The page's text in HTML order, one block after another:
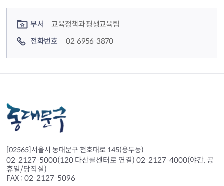
부서
교육정책과 평생교육팀
전화번호
02-6956-3870
[02565]서울시 동대문구 천호대로 145(용두동)
02-2127-5000(120 다산콜센터로 연결) 02-2127-4000(야간, 공
휴일/당직실)
FAX : 02-2127-5096